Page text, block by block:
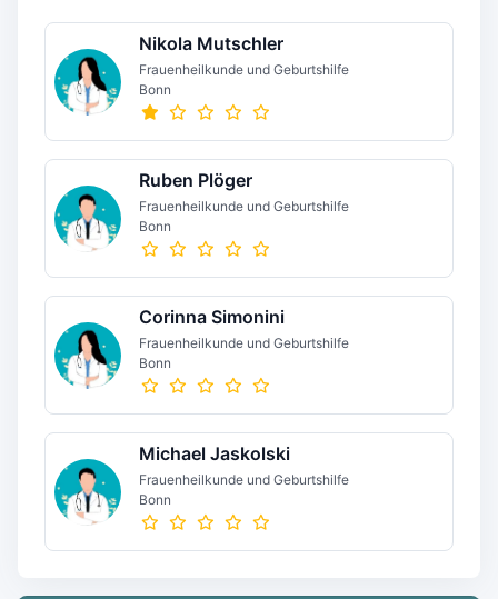
Nikola Mutschler
Frauenheilkunde und Geburtshilfe
Bonn
Ruben Plöger
Frauenheilkunde und Geburtshilfe
Bonn
Corinna Simonini
Frauenheilkunde und Geburtshilfe
Bonn
Michael Jaskolski
Frauenheilkunde und Geburtshilfe
Bonn